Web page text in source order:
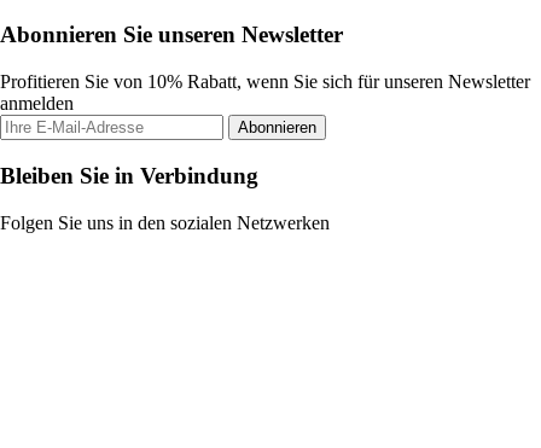
Abonnieren Sie unseren Newsletter
Profitieren Sie von 10% Rabatt, wenn Sie sich für unseren Newsletter
anmelden
Abonnieren
Bleiben Sie in Verbindung
Folgen Sie uns in den sozialen Netzwerken